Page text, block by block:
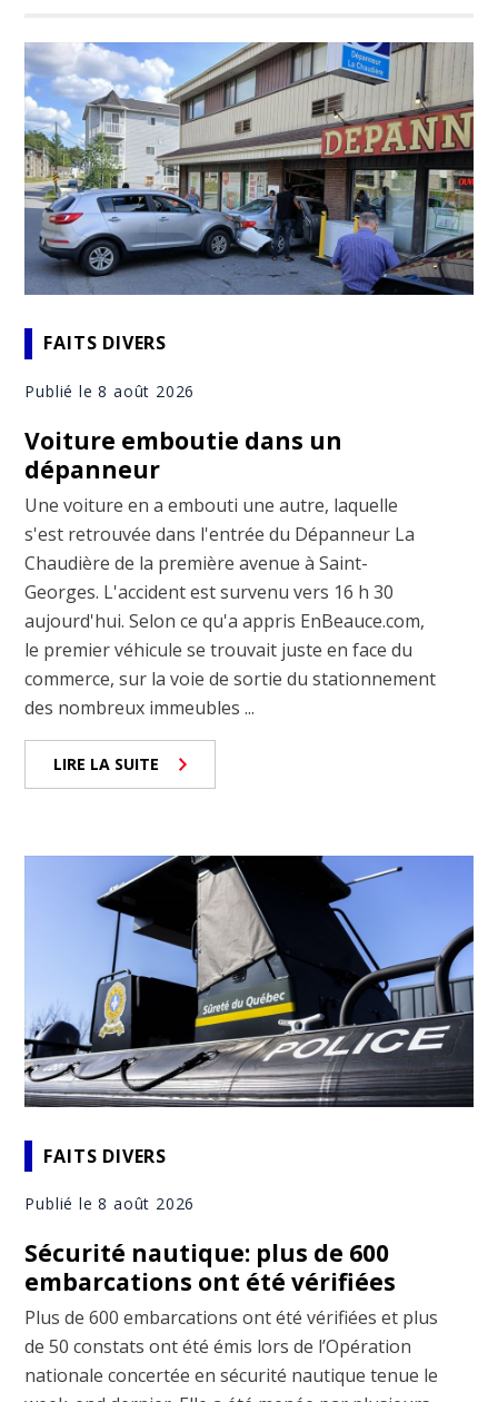
FAITS DIVERS
Publié le 8 août 2026
Voiture emboutie dans un
dépanneur
Une voiture en a embouti une autre, laquelle
s'est retrouvée dans l'entrée du Dépanneur La
Chaudière de la première avenue à Saint-
Georges. L'accident est survenu vers 16 h 30
aujourd'hui. Selon ce qu'a appris EnBeauce.com,
le premier véhicule se trouvait juste en face du
commerce, sur la voie de sortie du stationnement
des nombreux immeubles ...
LIRE LA SUITE
FAITS DIVERS
Publié le 8 août 2026
Sécurité nautique: plus de 600
embarcations ont été vérifiées
Plus de 600 embarcations ont été vérifiées et plus
de 50 constats ont été émis lors de l’Opération
nationale concertée en sécurité nautique tenue le